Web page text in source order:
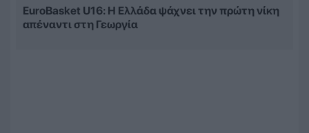
EuroBasket U16: Η Ελλάδα ψάχνει την πρώτη νίκη
απέναντι στη Γεωργία